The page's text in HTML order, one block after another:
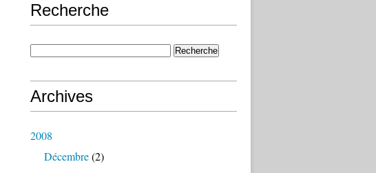
Recherche
Archives
2008
Décembre(2)